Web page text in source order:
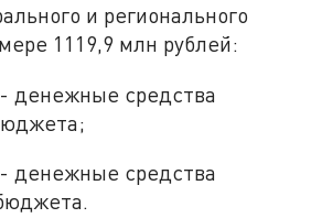
и регионального
1119,9 млн рублей:
денежные средства
денежные средства